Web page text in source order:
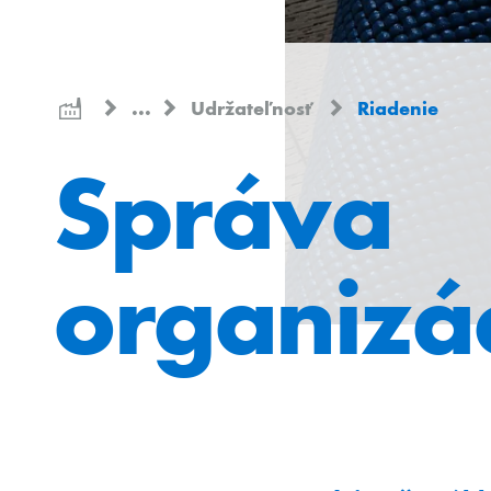
... Udržateľnosť Riadenie
Správa